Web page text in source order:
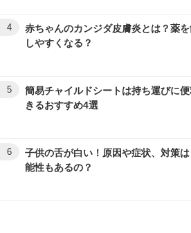
4
赤ちゃんのカンジダ皮膚炎とは？薬
しやすくなる？
5
簡易チャイルドシートは持ち運びに
きるおすすめ4選
6
子供の舌が白い！原因や症状、対策
能性もあるの？